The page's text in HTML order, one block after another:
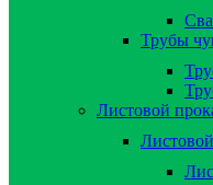
Трубы
Листовой